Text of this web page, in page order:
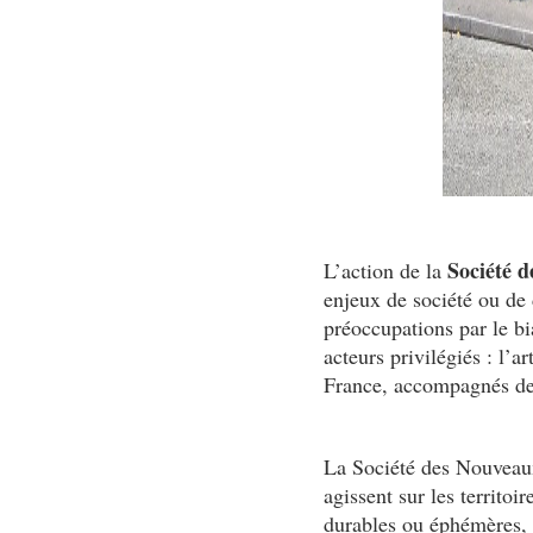
L’action de la Société
enjeux de société ou
préoccupations par le
acteurs privilégiés :
France, accompagnés
La Société des
agissent sur les
durables ou